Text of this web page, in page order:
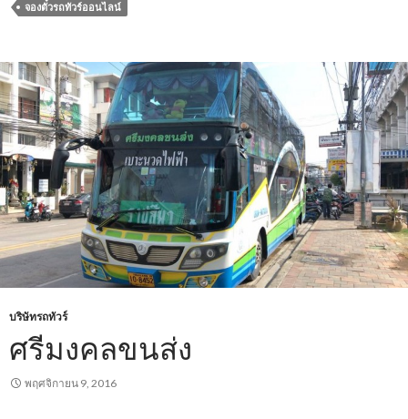
จองตั๋วรถทัวร์ออนไลน์
บริษัทรถทัวร์
ศรีมงคลขนส่ง
พฤศจิกายน 9, 2016